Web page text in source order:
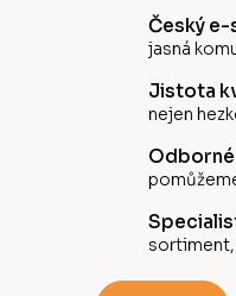
Český e-
jasná
Jistota
nejen
sortiment,